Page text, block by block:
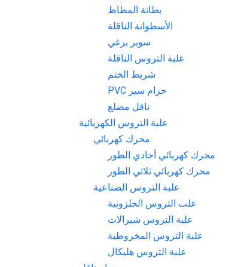
بطانة المطاط
الأسطوانة الناقلة
سوبر برغي
علبة التروس الناقلة
شريط الختم
حزام سير PVC
ناقل مضلع
علبة التروس الكهربائية
محرك كهربائي
محرك كهربائي أحادي الطور
محرك كهربائي ثلاثي الطور
علبة التروس الصناعية
علب التروس الحلزونية
علبة التروس شيرالات
علبة التروس المخروطية
علبة التروس هلیکال